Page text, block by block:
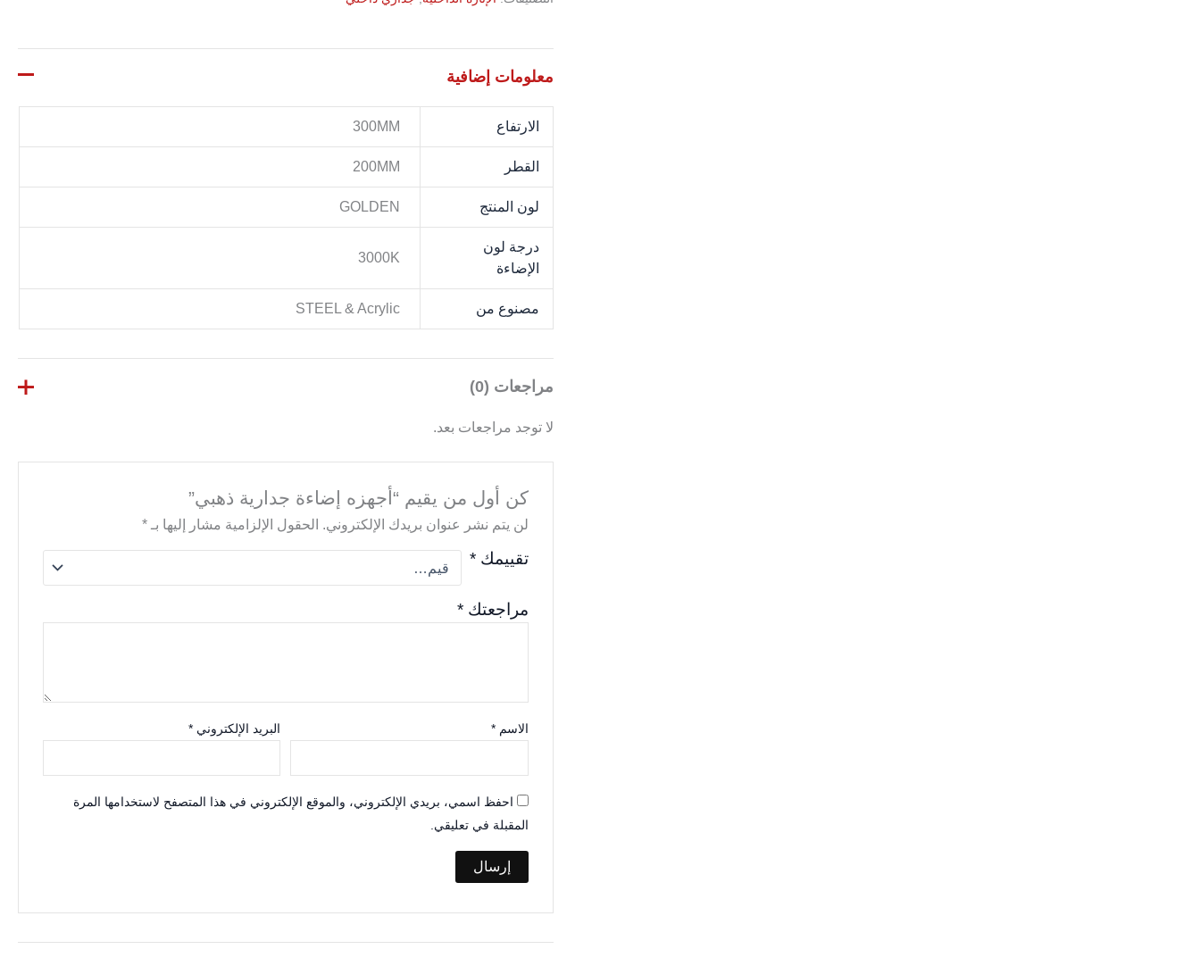
معلومات إضافية
الارتفاع 300MM
القطر 200MM
لون المنتج GOLDEN
درجة لون
الإضاءة
3000K
مصنوع من STEEL & Acrylic
مراجعات (0)
لا توجد مراجعات بعد.
كن أول من يقيم “أجهزه إضاءة جدارية ذهبي”
لن يتم نشر عنوان بريدك الإلكتروني. الحقول الإلزامية مشار إليها بـ *
تقييمك *
مراجعتك *
الاسم * البريد الإلكتروني *
احفظ اسمي، بريدي الإلكتروني، والموقع الإلكتروني في هذا المتصفح لاستخدامها المرة
المقبلة في تعليقي.